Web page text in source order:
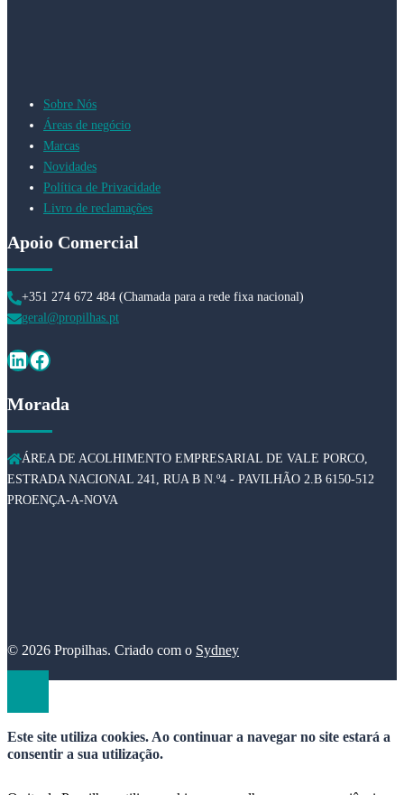
Sobre Nós
Áreas de negócio
Marcas
Novidades
Política de Privacidade
Livro de reclamações
Apoio Comercial
+351 274 672 484 (Chamada para a rede fixa nacional)
geral@propilhas.pt
LinkedIn
Facebook
Morada
ÁREA DE ACOLHIMENTO EMPRESARIAL DE VALE PORCO,
ESTRADA NACIONAL 241, RUA B N.º4 - PAVILHÃO 2.B 6150-512
PROENÇA-A-NOVA
© 2026 Propilhas. Criado com o Sydney
Este site utiliza cookies. Ao continuar a navegar no site estará a
consentir a sua utilização.